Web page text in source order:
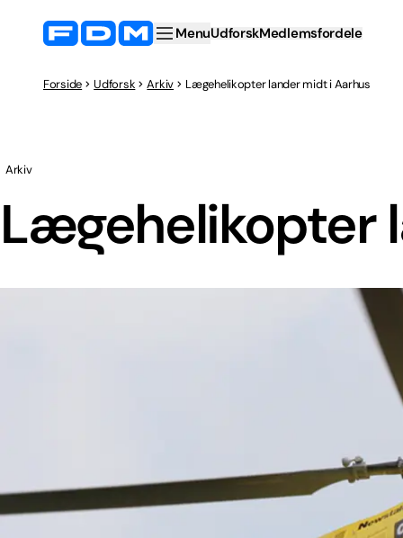
MenuUdforskMedlemsfordele
Forside Udforsk Arkiv Lægehelikopter lander midt i Aarhus
Lægehelikopter
Arkiv